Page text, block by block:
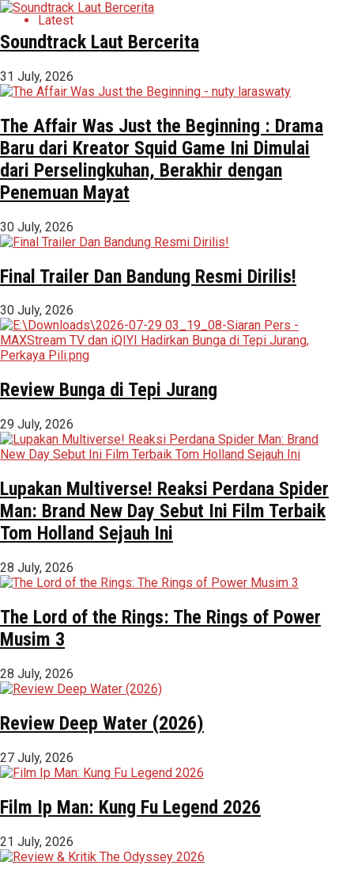
Latest
Soundtrack Laut Bercerita
31 July, 2026
The Affair Was Just the Beginning : Drama
Baru dari Kreator Squid Game Ini Dimulai
dari Perselingkuhan, Berakhir dengan
Penemuan Mayat
30 July, 2026
Final Trailer Dan Bandung Resmi Dirilis!
30 July, 2026
Review Bunga di Tepi Jurang
29 July, 2026
Lupakan Multiverse! Reaksi Perdana Spider
Man: Brand New Day Sebut Ini Film Terbaik
Tom Holland Sejauh Ini
28 July, 2026
The Lord of the Rings: The Rings of Power
Musim 3
28 July, 2026
Review Deep Water (2026)
27 July, 2026
Film Ip Man: Kung Fu Legend 2026
21 July, 2026